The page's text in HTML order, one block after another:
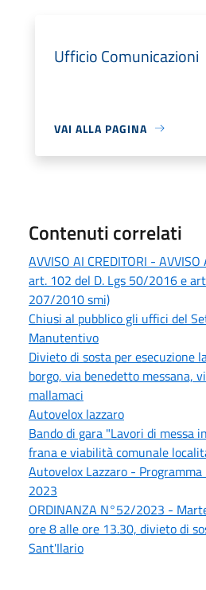
Ufficio Comunicazioni
VAI ALLA PAGINA
Contenuti correlati
AVVISO AI CREDITORI -
art. 102 del D. Lgs 50/2016 e
207/2010 smi)
Chiusi al pubblico gli uffici del
Manutentivo
Divieto di sosta per esecuzione
borgo, via benedetto messana,
mallamaci
Autovelox lazzaro
Bando di gara "Lavori di messa
frana e viabilità comunale
Autovelox Lazzaro -
2023
ORDINANZA N°52/2023 -
ore 8 alle ore 13.30, divieto di
Sant'Ilario